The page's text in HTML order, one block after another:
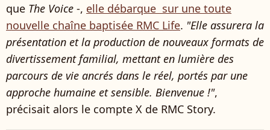
que The Voice -, elle débarque sur une toute
nouvelle chaîne baptisée RMC Life. "Elle assurera la
présentation et la production de nouveaux formats de
divertissement familial, mettant en lumière des
parcours de vie ancrés dans le réel, portés par une
approche humaine et sensible. Bienvenue !",
précisait alors le compte X de RMC Story.